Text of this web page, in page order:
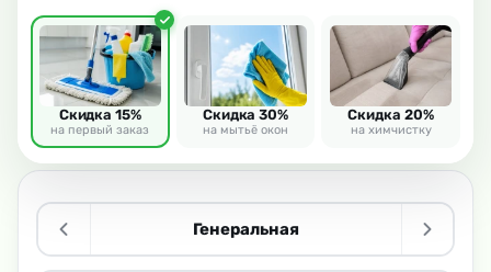
Генеральная
Скидка 15%
на первый заказ
Скидка 30%
на мытьё окон
Скидка 20%
на химчистку